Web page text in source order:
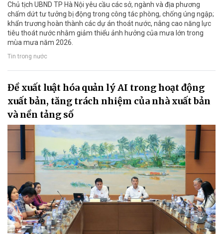
Chủ tịch UBND TP Hà Nội yêu cầu các sở, ngành và địa phương
chấm dứt tư tưởng bị động trong công tác phòng, chống úng ngập;
khẩn trương hoàn thành các dự án thoát nước, nâng cao năng lực
tiêu thoát nước nhằm giảm thiểu ảnh hưởng của mưa lớn trong
mùa mưa năm 2026.
Tin trong nước
Đề xuất luật hóa quản lý AI trong hoạt động
xuất bản, tăng trách nhiệm của nhà xuất bản
và nền tảng số